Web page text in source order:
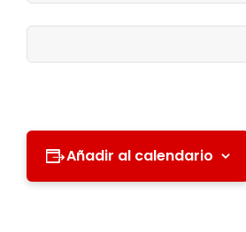
Añadir al calendario